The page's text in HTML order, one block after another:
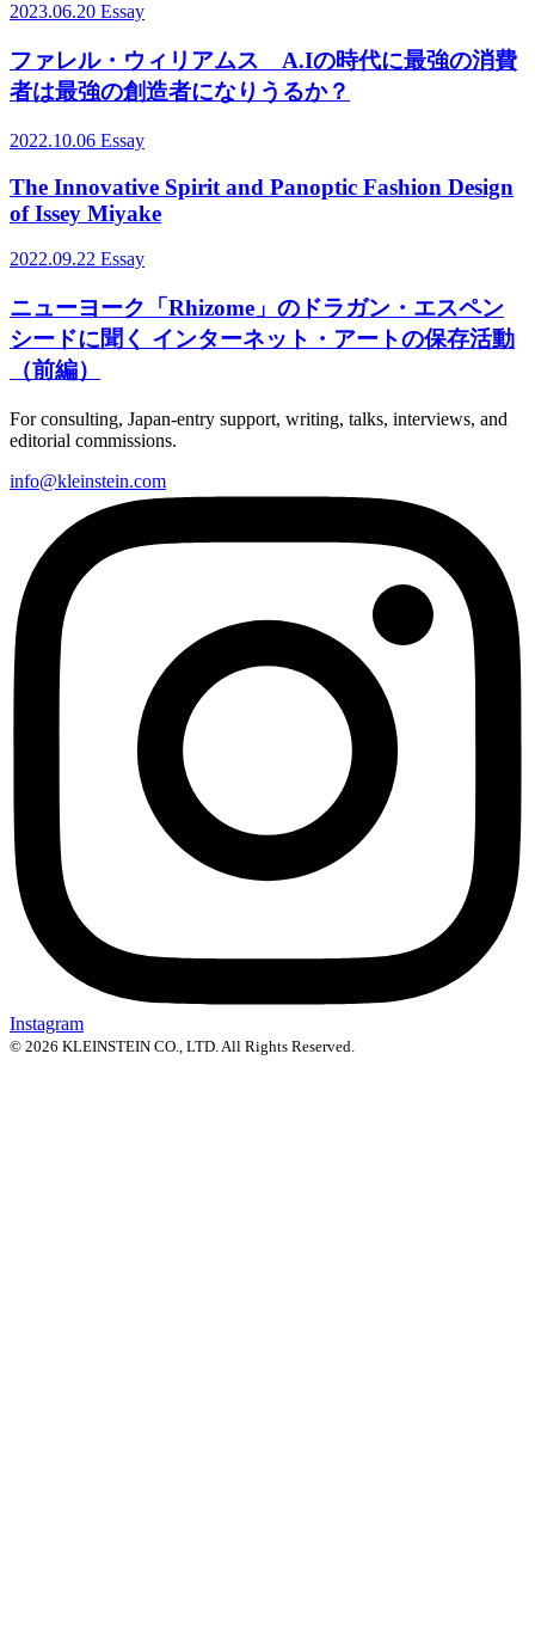
2023.06.20 Essay
ファレル・ウィリアムス A.Iの時代に最強の消費
者は最強の創造者になりうるか？
2022.10.06 Essay
The Innovative Spirit and Panoptic Fashion Design
of Issey Miyake
2022.09.22 Essay
ニューヨーク「Rhizome」のドラガン・エスペン
シードに聞く インターネット・アートの保存活動
（前編）
For consulting, Japan-entry support, writing, talks, interviews, and
editorial commissions.
info@kleinstein.com
Instagram
© 2026 KLEINSTEIN CO., LTD. All Rights Reserved.